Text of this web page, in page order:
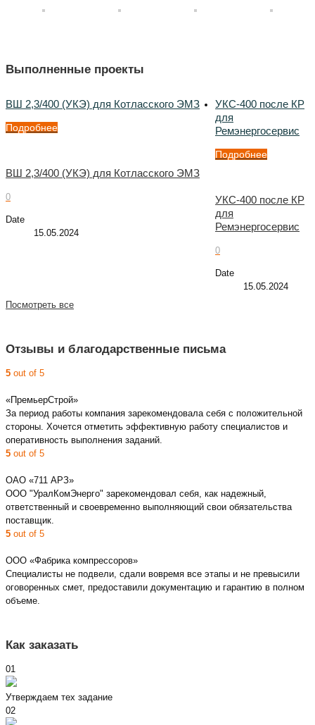
Выполненные проекты
ВШ 2,3/400 (УКЭ) для Котласского ЭМЗ
Подробнее
ВШ 2,3/400 (УКЭ) для Котласского ЭМЗ
0
Date
15.05.2024
УКС-400 после КР
для
Ремэнергосервис
Подробнее
УКС-400 после КР
для
Ремэнергосервис
0
Date
15.05.2024
Посмотреть все
Отзывы и благодарственные письма
5 out of 5
«ПремьерСтрой»
За период работы компания зарекомендовала себя с положительной
стороны. Хочется отметить эффективную работу специалистов и
оперативность выполнения заданий.
5 out of 5
ОАО «711 АРЗ»
ООО "УралКомЭнерго" зарекомендовал себя, как надежный,
ответственный и своевременно выполняющий свои обязательства
поставщик.
5 out of 5
ООО «Фабрика компрессоров»
Специалисты не подвели, сдали вовремя все этапы и не превысили
оговоренных смет, предоставили документацию и гарантию в полном
объеме.
Как заказать
01
Утверждаем тех задание
02